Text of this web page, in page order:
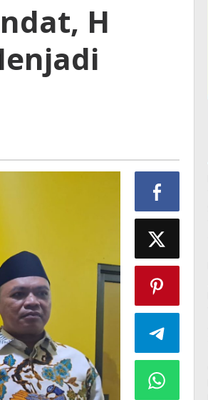
H